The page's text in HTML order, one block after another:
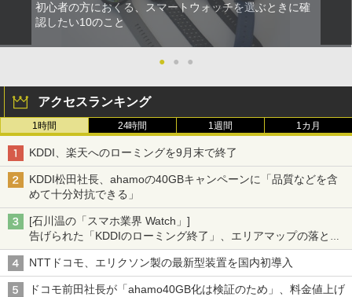
初心者の方におくる、スマートウォッチを選ぶときに確
認したい10のこと
● ● ●
アクセスランキング
1時間 24時間 1週間 1カ月
KDDI、楽天へのローミングを9月末で終了
KDDI松田社長、ahamoの40GBキャンペーンに「品質などを含
めて十分対抗できる」
[石川温の「スマホ業界 Watch」]
告げられた「KDDIのローミング終了」、エリアマップの落とし
穴と楽天モバイルの課題
NTTドコモ、エリクソン製の最新型装置を国内初導入
ドコモ前田社長が「ahamo40GB化は検証のため」、料金値上げ